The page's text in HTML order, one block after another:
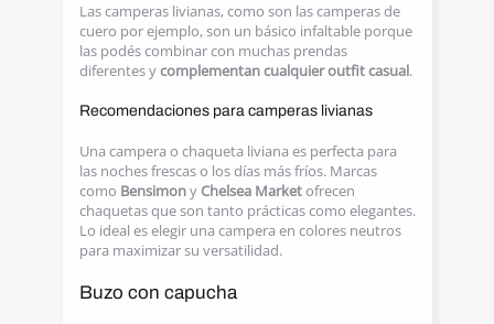
Las camperas livianas, como son las camperas de
cuero por ejemplo, son un básico infaltable porque
las podés combinar con muchas prendas
diferentes ycomplementan cualquier outfit casual.
Recomendaciones para camperas livianas
Una campera o chaqueta liviana es perfecta para
las noches frescas o los días más fríos. Marcas
como Bensimony Chelsea Marketofrecen
chaquetas que son tanto prácticas como elegantes.
Lo ideal es elegir una campera en colores neutros
para maximizar su versatilidad.
Buzo con capucha